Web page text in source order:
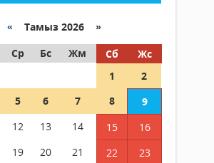
« Тамыз 2026 »
Ср Бс Жм Сб
Жс
1
2
5 6 7 8
9
12 13 14 15
16
19 20 21 22
23